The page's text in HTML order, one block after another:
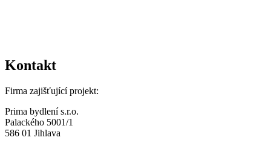
Kontakt
Firma zajišťující projekt:
Prima bydlení s.r.o.
Palackého 5001/1
586 01 Jihlava